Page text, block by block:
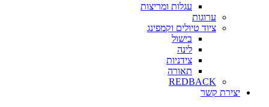
עגלות ומריצות
ערוגות
ציוד טיולים וקמפינג
בישול
לינה
צידניות
תאורה
REDBACK
יצירת קשר